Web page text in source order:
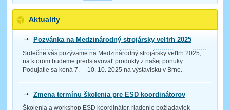
Aktuality
Pozvánka na Medzinárodný strojársky veľtrh 2025
Srdečne vás pozývame na Medzinárodný strojársky veľtrh 2025,
na ktorom budeme predstavovať produkty z našej ponuky.
Podujatie sa koná 7.— 10. 10. 2025 na výstavisku v Brne.
Zmena termínu školenia pre ESD koordinátorov
Školenia a workshop ESD koordinátor, riadenie požiadaviek